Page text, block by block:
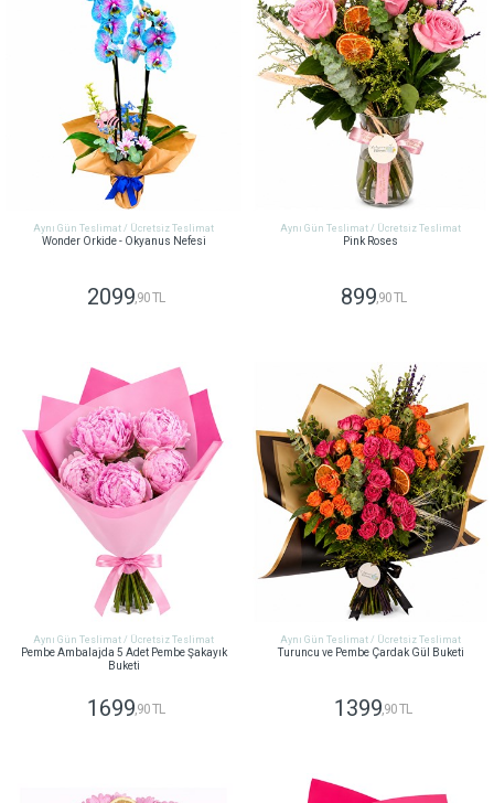
Aynı Gün Teslimat / Ücretsiz Teslimat
Wonder Orkide - Okyanus Nefesi
2099,90 TL
Aynı Gün Teslimat / Ücretsiz Teslimat
Pink Roses
899,90 TL
Aynı Gün Teslimat / Ücretsiz Teslimat
Pembe Ambalajda 5 Adet Pembe Şakayık
Buketi
1699 ,90 TL
Aynı Gün Teslimat / Ücretsiz Teslimat
Turuncu ve Pembe Çardak Gül Buketi
1399 ,90 TL